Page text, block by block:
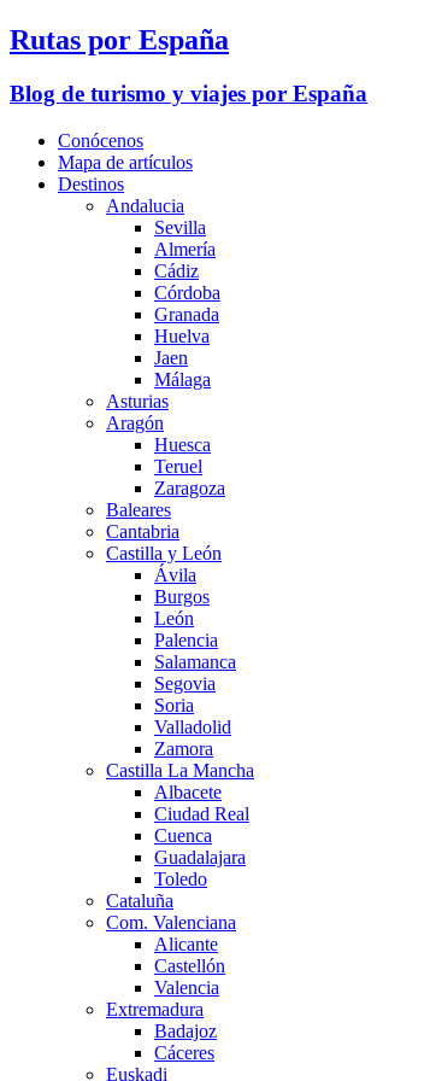
Rutas por España
Blog de turismo y viajes por España
Conócenos
Mapa de artículos
Destinos
Andalucia
Sevilla
Almería
Cádiz
Córdoba
Granada
Huelva
Jaen
Málaga
Asturias
Aragón
Huesca
Teruel
Zaragoza
Baleares
Cantabria
Castilla y León
Ávila
Burgos
León
Palencia
Salamanca
Segovia
Soria
Valladolid
Zamora
Castilla La Mancha
Albacete
Ciudad Real
Cuenca
Guadalajara
Toledo
Cataluña
Com. Valenciana
Alicante
Castellón
Valencia
Extremadura
Badajoz
Cáceres
Euskadi